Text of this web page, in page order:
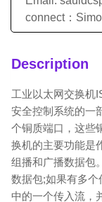
connect：
Description
工业以太网交换机
安全控制系统的一
个铜质端口，这些
换机的主要功能是
组播和广播数据包
数据包;如果有多
中的一个传入流，